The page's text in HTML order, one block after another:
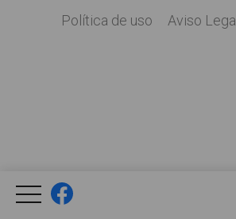
Política de uso Aviso Legal